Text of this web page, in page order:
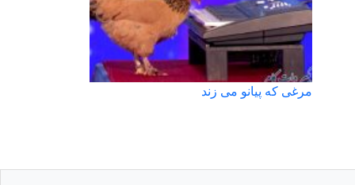
مرغی که پیانو می زند